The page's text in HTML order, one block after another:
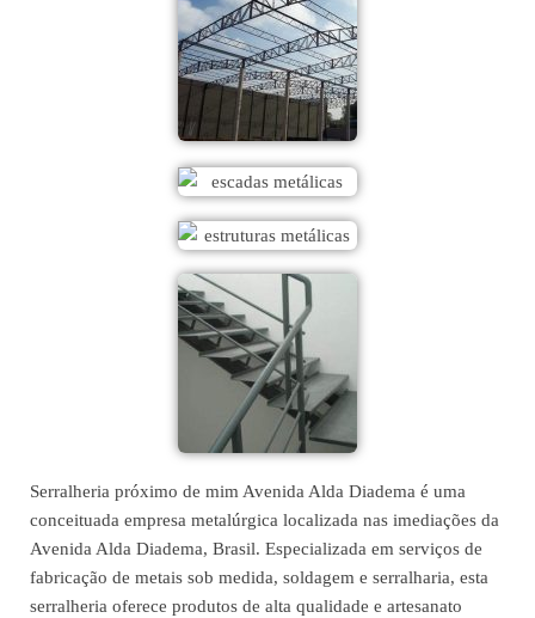
Serralheria próximo de mim Avenida Alda Diadema é uma
conceituada empresa metalúrgica localizada nas imediações da
Avenida Alda Diadema, Brasil. Especializada em serviços de
fabricação de metais sob medida, soldagem e serralharia, esta
serralheria oferece produtos de alta qualidade e artesanato